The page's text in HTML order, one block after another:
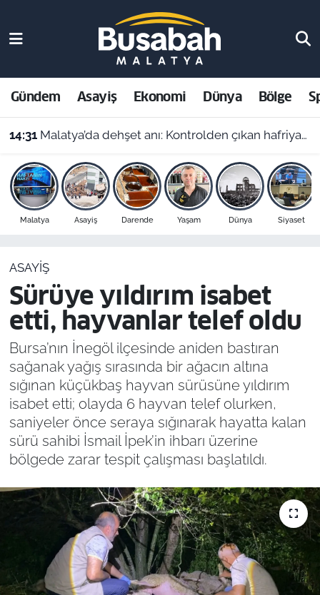
Gündem Asayiş Ekonomi Dünya Bölge
14:31 Malatya’da dehşet anı: Kontrolden çıkan hafriyat kamyonu evin içine girdi!
Malatya Asayiş Darende Yaşam Dünya Siyaset
ASAYIŞ
Sürüye yıldırım isabet
etti, hayvanlar telef oldu
Bursa’nın İnegöl ilçesinde aniden bastıran
sağanak yağış sırasında bir ağacın altına
sığınan küçükbaş hayvan sürüsüne yıldırım
isabet etti; olayda 6 hayvan telef olurken,
saniyeler önce seraya sığınarak hayatta kalan
sürü sahibi İsmail İpek’in ihbarı üzerine
bölgede zarar tespit çalışması başlatıldı.
Asayiş
Ekonomi
Dünya
Bölge
Resmi İlanlar
Malatya Nöbetçi Eczaneler
Malatya Hava Durumu
Malatya Namaz Vakitleri
Malatya Trafik Yoğunluk Haritası
Süper Lig Puan Durumu ve Fikstür
Son Dakika Haberleri
Haber Arşivi